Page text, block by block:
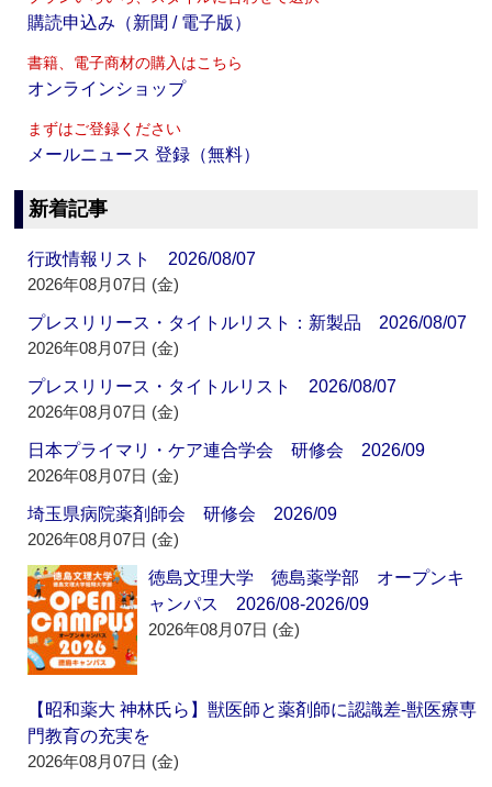
購読申込み（新聞 / 電子版）
書籍、電子商材の購入はこちら
オンラインショップ
まずはご登録ください
メールニュース 登録（無料）
新着記事
行政情報リスト 2026/08/07
2026年08月07日 (金)
プレスリリース・タイトルリスト：新製品 2026/08/07
2026年08月07日 (金)
プレスリリース・タイトルリスト 2026/08/07
2026年08月07日 (金)
日本プライマリ・ケア連合学会 研修会 2026/09
2026年08月07日 (金)
埼玉県病院薬剤師会 研修会 2026/09
2026年08月07日 (金)
徳島文理大学 徳島薬学部 オープンキ
ャンパス 2026/08-2026/09
2026年08月07日 (金)
【昭和薬大 神林氏ら】獣医師と薬剤師に認識差‐獣医療専
門教育の充実を
2026年08月07日 (金)